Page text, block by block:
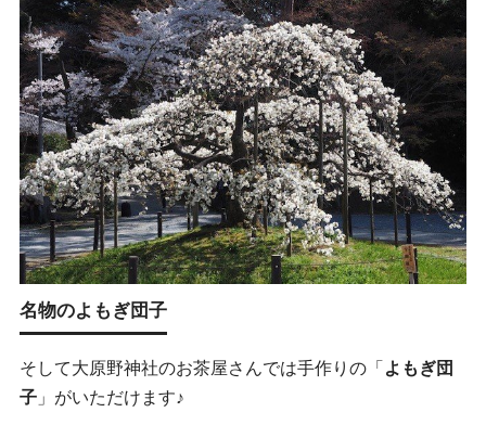
名物のよもぎ団子
そして大原野神社のお茶屋さんでは手作りの「よもぎ団
子」がいただけます♪